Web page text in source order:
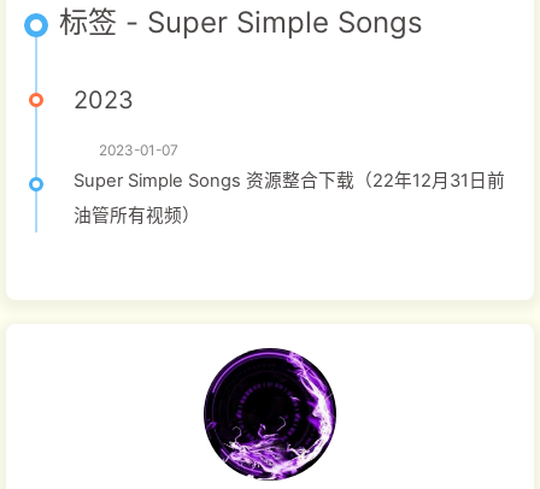
标签 - Super Simple Songs
2023
2023-01-07
Super Simple Songs 资源整合下载（22年12月31日前
油管所有视频）